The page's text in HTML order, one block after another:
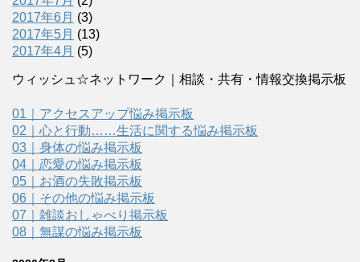
2017年6月 (3)
2017年5月 (13)
2017年4月 (5)
ウィッシュ☆ネットワーク｜相談・共有・情報交換掲示板
01｜アクセスアップ悩み掲示板
02｜心と行動……生活に関する悩み掲示板
03｜身体の悩み掲示板
04｜恋愛の悩み掲示板
05｜お酒の失敗掲示板
06｜その他の悩み掲示板
07｜雑談おしゃべり掲示板
08｜無謀の悩み掲示板